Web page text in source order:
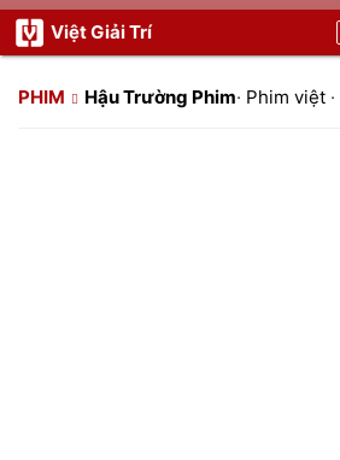
Việt Giải Trí
PHIM Hậu Trường Phim· Phim việt ·